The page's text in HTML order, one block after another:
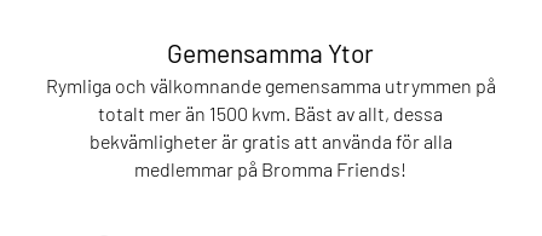
Gemensamma Ytor
Rymliga och välkomnande gemensamma utrymmen på
totalt mer än 1500 kvm. Bäst av allt, dessa
bekvämligheter är gratis att använda för alla
medlemmar på Bromma Friends!